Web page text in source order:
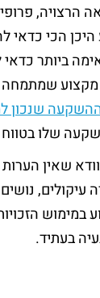
הכי כדאי
ביותר כדאי
שמתמחה
שנכון
שלו
שאין
עיקולים,
במימוש
בעתיד.